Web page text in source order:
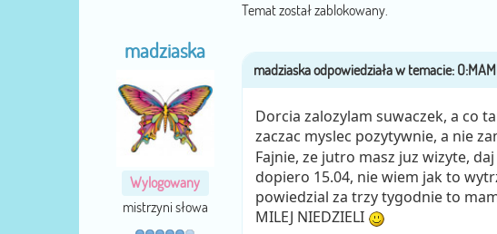
Temat został zablokowany.
madziaska
Wylogowany
mistrzyni słowa
Dorcia zalozylam suwaczek, a co
zaczac myslec pozytywnie, a nie
Fajnie, ze jutro masz juz wizyte,
dopiero 15.04, nie wiem jak to
powiedzial za trzy tygodnie to
MILEJ NIEDZIELI